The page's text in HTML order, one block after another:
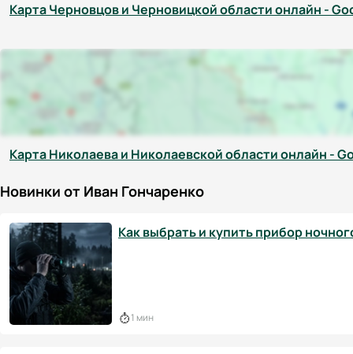
Карта Черновцов и Черновицкой области онлайн -
Карта Николаева и Николаевской области онлайн -
Новинки от Иван Гончаренко
Как выбрать и купить прибор
1 мин